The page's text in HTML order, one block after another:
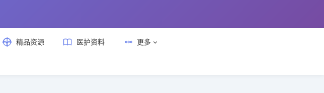
精品资源 医护资料 更多